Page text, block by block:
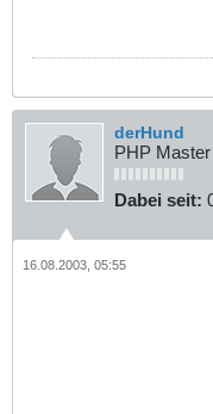
derHund
PHP Master
Dabei seit:
16.08.2003, 05:55